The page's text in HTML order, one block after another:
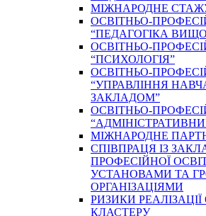
МІЖНАРОДНЕ
ОСВІТНЬО-
“ПЕДАГОГІКА
ОСВІТНЬО-
“ПСИХОЛОГІЯ”
ОСВІТНЬО-
“УПРАВЛІННЯ
ЗАКЛАДОМ”
ОСВІТНЬО-
МІЖНАРОДНЕ
СПІВПРАЦЯ ІЗ
ПРОФЕСІЙНОЇ
УСТАНОВАМИ ТА
ОРГАНІЗАЦІЯМИ
РИЗИКИ
КЛАСТЕРУ